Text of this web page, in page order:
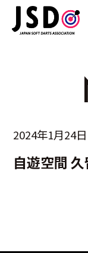
2024年1月24日
自遊空間